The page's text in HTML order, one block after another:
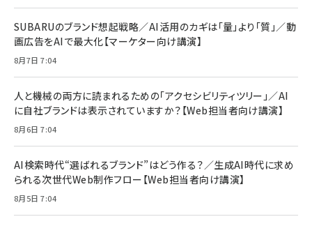
SUBARUのブランド想起戦略／AI活用のカギは「量」より「質」／動
画広告をAIで最大化【マーケター向け講演】
8月7日 7:04
人と機械の両方に読まれるための「アクセシビリティツリー」／AI
に自社ブランドは表示されていますか？【Web担当者向け講演】
8月6日 7:04
AI検索時代“選ばれるブランド”はどう作る？／生成AI時代に求め
られる次世代Web制作フロー【Web担当者向け講演】
8月5日 7:04